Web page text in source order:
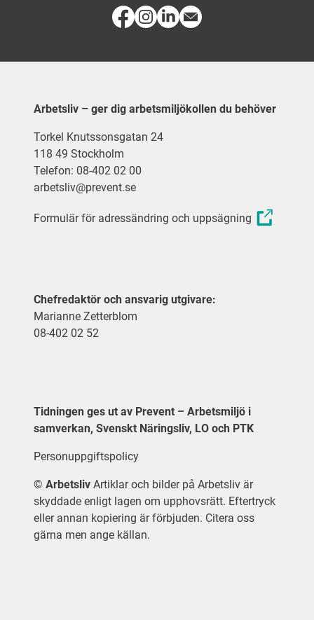
Arbetsliv – ger dig arbetsmiljökollen du behöver
Torkel Knutssonsgatan 24
118 49 Stockholm
Telefon: 08-402 02 00
arbetsliv@prevent.se
Formulär för adressändring och uppsägning
Chefredaktör och ansvarig utgivare:
Marianne Zetterblom
08-402 02 52
Tidningen ges ut av Prevent – Arbetsmiljö i
samverkan, Svenskt Näringsliv, LO och PTK
Personuppgiftspolicy
© Arbetsliv Artiklar och bilder på Arbetsliv är
skyddade enligt lagen om upphovsrätt. Eftertryck
eller annan kopiering är förbjuden. Citera oss
gärna men ange källan.